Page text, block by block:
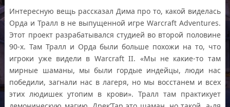
Интересную вещь рассказал Дима про то, какой виделась
Орда и Тралл в не выпущенной игре Warcraft Adventures.
Этот проект разрабатывался студией во второй половине
90-х. Там Тралл и Орда были больше похожи на то, что
игроки уже видели в Warcraft II. «Мы не какие-то там
мирные шаманы, мы были гордые индейцы, люди нас
победили, загнали нас в лагеря, но мы восстанем и всех
этих людишек утопим в крови». Тралл там практикует